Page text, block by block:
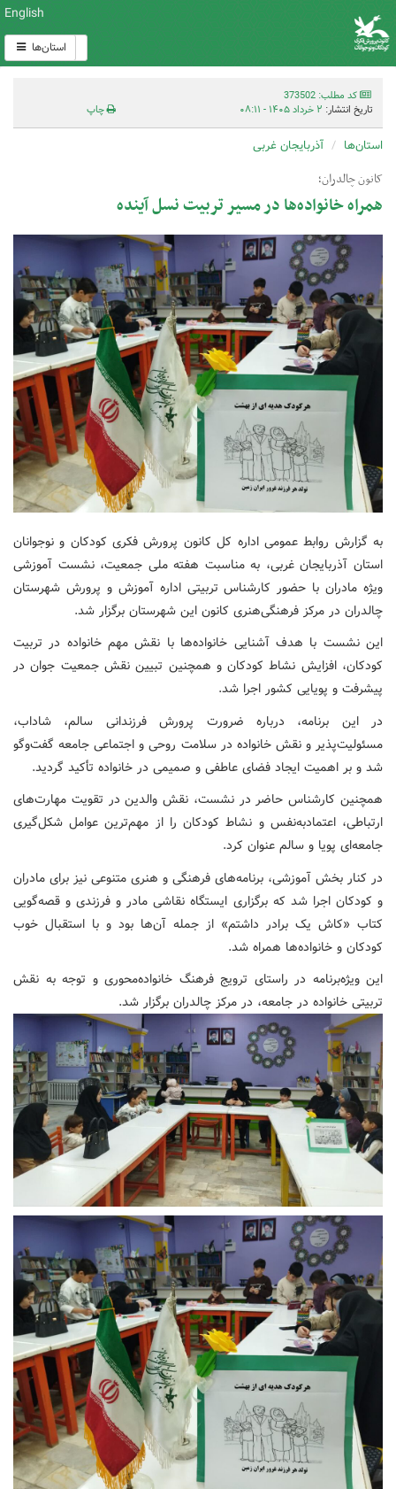
English
استان‌ها
کد مطلب: 373502
تاریخ انتشار: ۲ خرداد ۱۴۰۵ - ۰۸:۱۱ چاپ
استان‌ها آذربایجان غربی
کانون چالدران؛
همراه خانواده‌ها در مسیر تربیت نسل آینده
به گزارش روابط عمومی اداره کل کانون پرورش فکری کودکان و نوجوانان
استان آذربایجان غربی، به مناسبت هفته ملی جمعیت، نشست آموزشی
ویژه مادران با حضور کارشناس تربیتی اداره آموزش و پرورش شهرستان
چالدران در مرکز فرهنگی‌هنری کانون این شهرستان برگزار شد.
این نشست با هدف آشنایی خانواده‌ها با نقش مهم خانواده در تربیت
کودکان، افزایش نشاط کودکان و همچنین تبیین نقش جمعیت جوان در
پیشرفت و پویایی کشور اجرا شد.
در این برنامه، درباره ضرورت پرورش فرزندانی سالم، شاداب،
مسئولیت‌پذیر و نقش خانواده در سلامت روحی و اجتماعی جامعه گفت‌وگو
شد و بر اهمیت ایجاد فضای عاطفی و صمیمی در خانواده تأکید گردید.
همچنین کارشناس حاضر در نشست، نقش والدین در تقویت مهارت‌های
ارتباطی، اعتمادبه‌نفس و نشاط کودکان را از مهم‌ترین عوامل شکل‌گیری
جامعه‌ای پویا و سالم عنوان کرد.
در کنار بخش آموزشی، برنامه‌های فرهنگی و هنری متنوعی نیز برای مادران
و کودکان اجرا شد که برگزاری ایستگاه نقاشی مادر و فرزندی و قصه‌گویی
کتاب «کاش یک برادر داشتم» از جمله آن‌ها بود و با استقبال خوب
کودکان و خانواده‌ها همراه شد.
این ویژه‌برنامه در راستای ترویج فرهنگ خانواده‌محوری و توجه به نقش
تربیتی خانواده در جامعه، در مرکز چالدران برگزار شد.